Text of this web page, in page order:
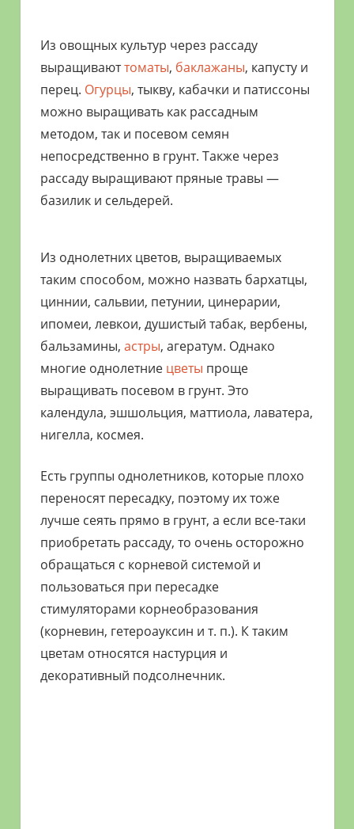
Из овощных культур через рассаду
выращиваюттоматы, баклажаны, капусту и
перец. Огурцы, тыкву, кабачки и патиссоны
можно выращивать как рассадным
методом, так и посевом семян
непосредственно в грунт. Также через
рассаду выращивают пряные травы —
базилик и сельдерей.
Из однолетних цветов, выращиваемых
таким способом, можно назвать бархатцы,
циннии, сальвии, петунии, цинерарии,
ипомеи, левкои, душистый табак, вербены,
бальзамины, астры, агератум. Однако
многие однолетние цветы проще
выращивать посевом в грунт. Это
календула, эшшольция, маттиола, лаватера,
нигелла, космея.
Есть группы однолетников, которые плохо
переносят пересадку, поэтому их тоже
лучше сеять прямо в грунт, а если все-таки
приобретать рассаду, то очень осторожно
обращаться с корневой системой и
пользоваться при пересадке
стимуляторами корнеобразования
(корневин, гетероауксин и т. п.). К таким
цветам относятся настурция и
декоративный подсолнечник.